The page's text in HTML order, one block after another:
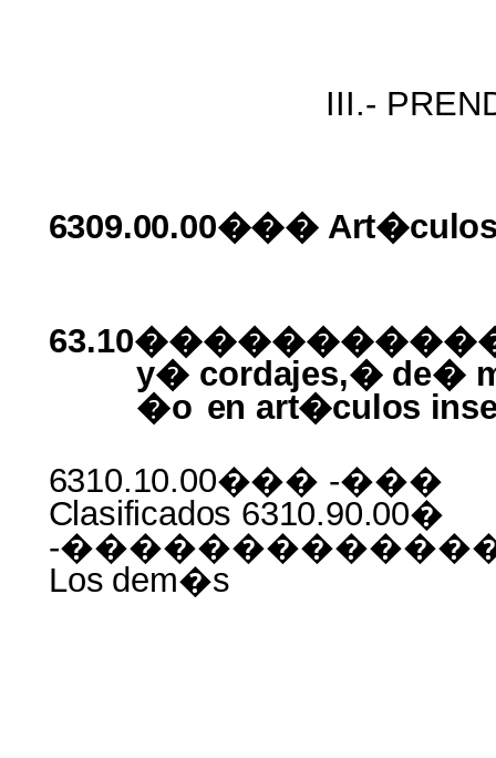
III.-
6309.00.00���
y� cordajes,� de�
�o en art�culos
6310.10.00��� -���
Clasificados 6310.90.00�
-
Los dem�s